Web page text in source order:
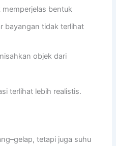
memperjelas bentuk
bayangan tidak terlihat
objek dari
terlihat lebih realistis.
tetapi juga suhu